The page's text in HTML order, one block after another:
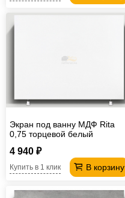
Экран под ванну МДФ Rita
0,75 торцевой белый
4 940 ₽
В корзину
Купить в 1 клик